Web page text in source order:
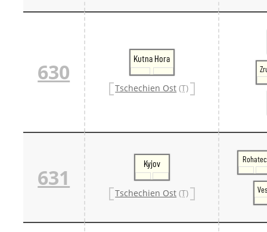
630
Kutna Hora
Tschechien Ost (T)
631
Kyjov
Tschechien Ost (T)
Rohatec